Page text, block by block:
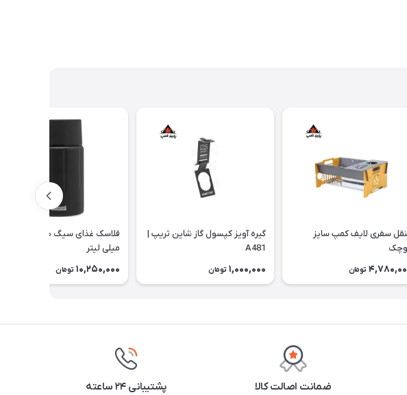
سفری لایف کمپ سایز
تومان
گیره آویز کپسول گاز شاین تریپ |
A481
1,000,000 تومان
میلی لیتر
10,250,000 تومان
ضمانت اصالت کالا پشتیبانی ۲۴ ساعته